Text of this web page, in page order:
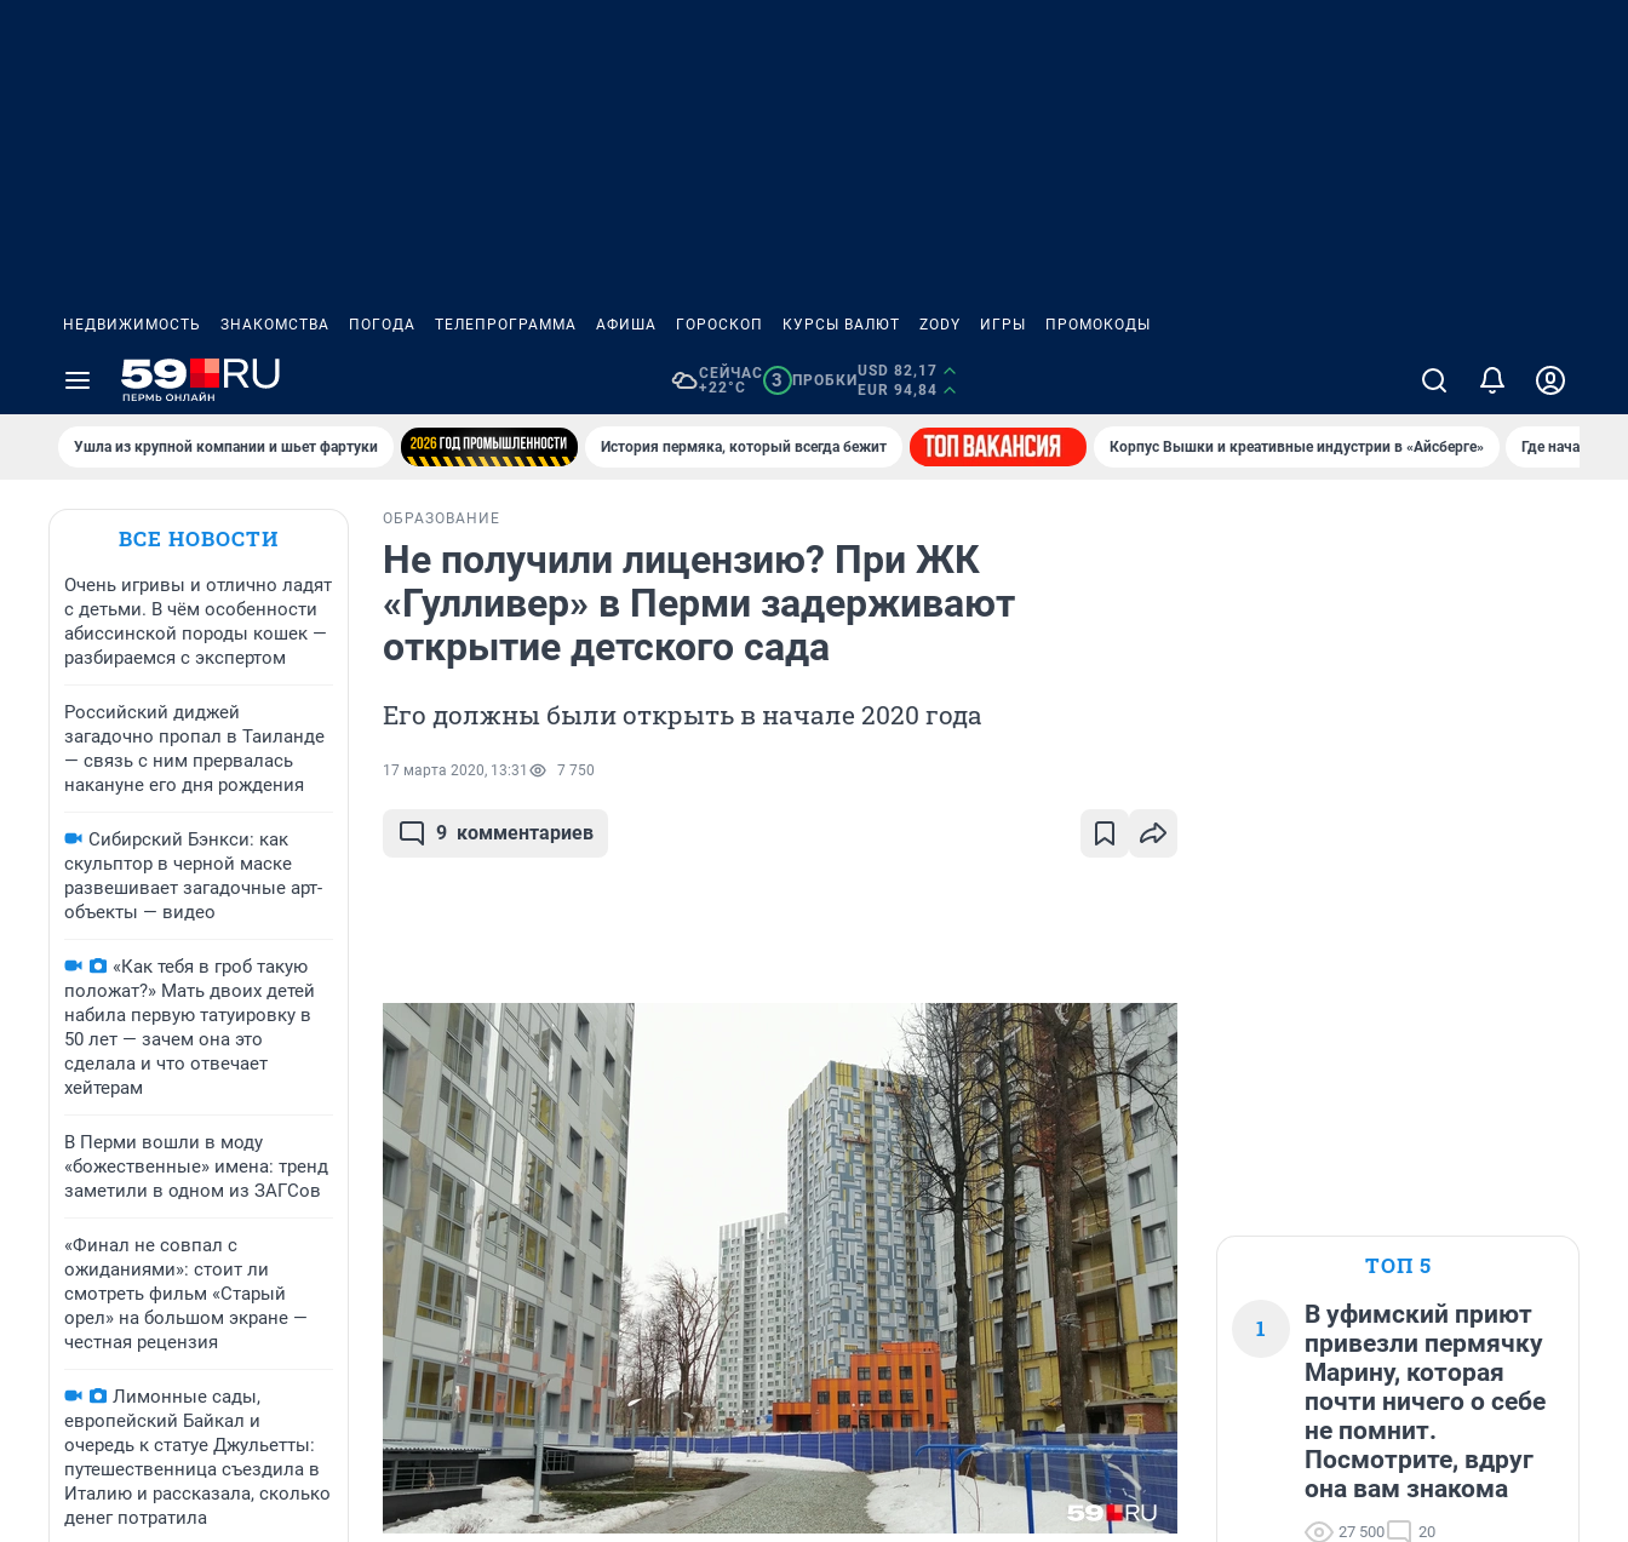
НЕДВИЖИМОСТЬ ЗНАКОМСТВА ПОГОДА ТЕЛЕПРОГРАММА АФИША ГОРОСКОП КУРСЫ ВАЛЮТ ZODY ИГРЫ ПРОМОКОДЫ
СЕЙЧАС
+22°C
3 ПРОБКИ
USD 82,17
EUR 94,84
Ушла из крупной компании и шьет фартуки История пермяка, который всегда бежит Корпус Вышки и креативные индустрии в «Айсберге» Где начать
ВСЕ НОВОСТИ
Очень игривы и отлично ладят
с детьми. В чём особенности
абиссинской породы кошек —
разбираемся с экспертом
Российский диджей
загадочно пропал в Таиланде
— связь с ним прервалась
накануне его дня рождения
Сибирский Бэнкси: как
скульптор в черной маске
развешивает загадочные арт-
объекты — видео
«Как тебя в гроб такую
положат?» Мать двоих детей
набила первую татуировку в
50 лет — зачем она это
сделала и что отвечает
хейтерам
В Перми вошли в моду
«божественные» имена: тренд
заметили в одном из ЗАГСов
«Финал не совпал с
ожиданиями»: стоит ли
смотреть фильм «Старый
орел» на большом экране —
честная рецензия
Лимонные сады,
европейский Байкал и
очередь к статуе Джульетты:
путешественница съездила в
Италию и рассказала, сколько
денег потратила
ОБРАЗОВАНИЕ
Не получили лицензию? При ЖК
«Гулливер» в Перми задерживают
открытие детского сада
Его должны были открыть в начале 2020 года
17 марта 2020, 13:31 7 750
9 комментариев
ТОП 5
1
В уфимский приют
привезли пермячку
Марину, которая
почти ничего о себе
не помнит.
Посмотрите, вдруг
она вам знакома
27 500 20